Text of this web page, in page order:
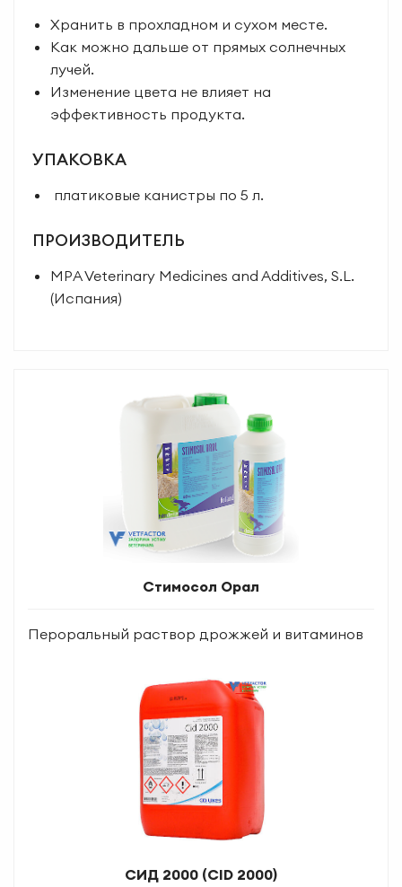
Хранить в прохладном и сухом месте.
Как можно дальше от прямых солнечных
лучей.
Изменение цвета не влияет на
эффективность продукта.
УПАКОВКА
платиковые канистры по 5 л.
ПРОИЗВОДИТЕЛЬ
MPA Veterinary Medicines and Additives, S.L.
(Испания)
Стимосол Орал
Пероральный раствор дрожжей и витаминов
СИД 2000 (CID 2000)